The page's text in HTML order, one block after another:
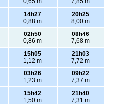
14h27
0,88 m
20h25
8,00 m
02h50
0,86 m
08h46
7,68 m
15h05
1,12 m
21h03
7,72 m
03h26
1,23 m
09h22
7,37 m
15h42
1,50 m
21h40
7,31 m